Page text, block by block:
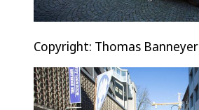
Copyright: Thomas Banneyer